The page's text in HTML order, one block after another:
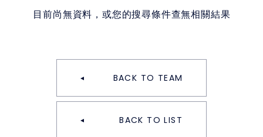
目前尚無資料，或您的搜尋條件查無相關結果
BACK TO TEAM
BACK TO LIST